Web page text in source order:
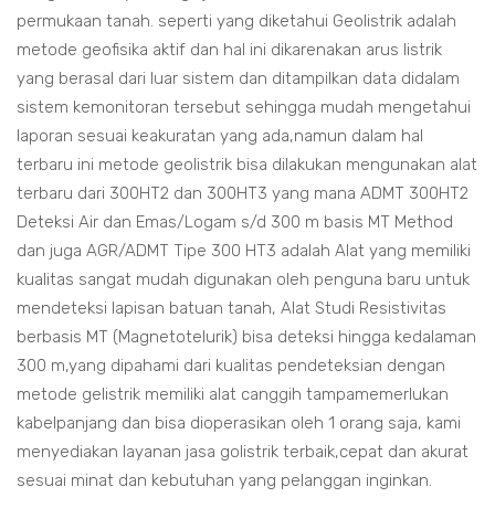
permukaan tanah. seperti yang diketahui Geolistrik adalah
metode geofisika aktif dan hal ini dikarenakan arus listrik
yang berasal dari luar sistem dan ditampilkan data didalam
sistem kemonitoran tersebut sehingga mudah mengetahui
laporan sesuai keakuratan yang ada,namun dalam hal
terbaru ini metode geolistrik bisa dilakukan mengunakan alat
terbaru dari 300HT2 dan 300HT3 yang mana ADMT 300HT2
Deteksi Air dan Emas/Logam s/d 300 m basis MT Method
dan juga AGR/ADMT Tipe 300 HT3 adalah Alat yang memiliki
kualitas sangat mudah digunakan oleh penguna baru untuk
mendeteksi lapisan batuan tanah, Alat Studi Resistivitas
berbasis MT (Magnetotelurik) bisa deteksi hingga kedalaman
300 m,yang dipahami dari kualitas pendeteksian dengan
metode gelistrik memiliki alat canggih tampamemerlukan
kabelpanjang dan bisa dioperasikan oleh 1 orang saja, kami
menyediakan layanan jasa golistrik terbaik,cepat dan akurat
sesuai minat dan kebutuhan yang pelanggan inginkan.